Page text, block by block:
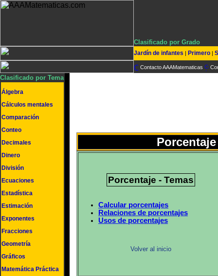
Clasificado por Grado
Jardín de infantes | Primero |
Contacto AAAMatematicas
Clasificado por Tema
Álgebra
Cálculos mentales
Comparación
Conteo
Decimales
Dinero
División
Ecuaciones
Estadística
Estimación
Exponentes
Fracciones
Geometría
Gráficos
Matemática Práctica
Porcentaje - Temas
Calcular porcentajes
Relaciones de porcentajes
Usos de porcentajes
Volver al inicio